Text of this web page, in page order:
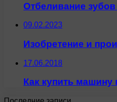
Отбеливание
09.02.2023
Изобретение и
17.06.2018
Как купить машину